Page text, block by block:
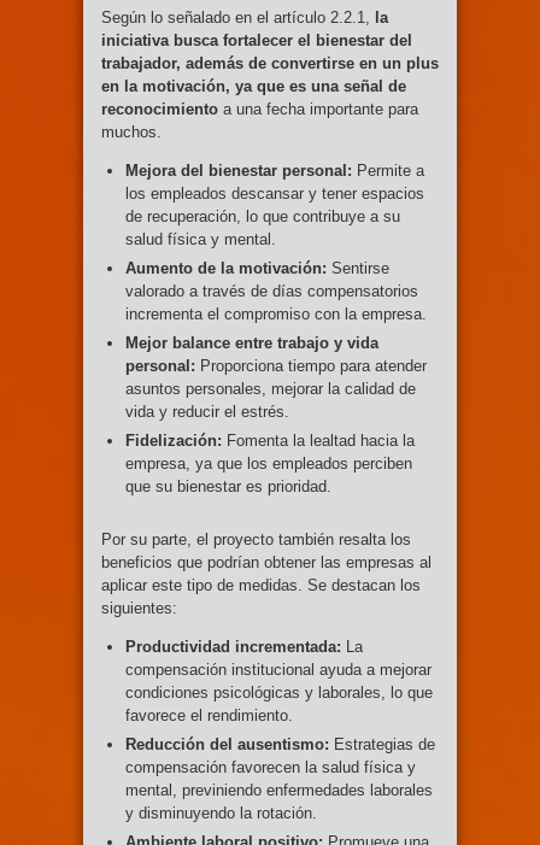
Según lo señalado en el artículo 2.2.1, la
iniciativa busca fortalecer el bienestar del
trabajador, además de convertirse en un plus
en la motivación, ya que es una señal de
reconocimiento a una fecha importante para
muchos.
Mejora del bienestar personal: Permite a
los empleados descansar y tener espacios
de recuperación, lo que contribuye a su
salud física y mental.
Aumento de la motivación: Sentirse
valorado a través de días compensatorios
incrementa el compromiso con la empresa.
Mejor balance entre trabajo y vida
personal: Proporciona tiempo para atender
asuntos personales, mejorar la calidad de
vida y reducir el estrés.
Fidelización: Fomenta la lealtad hacia la
empresa, ya que los empleados perciben
que su bienestar es prioridad.
Por su parte, el proyecto también resalta los
beneficios que podrían obtener las empresas al
aplicar este tipo de medidas. Se destacan los
siguientes:
Productividad incrementada: La
compensación institucional ayuda a mejorar
condiciones psicológicas y laborales, lo que
favorece el rendimiento.
Reducción del ausentismo: Estrategias de
compensación favorecen la salud física y
mental, previniendo enfermedades laborales
y disminuyendo la rotación.